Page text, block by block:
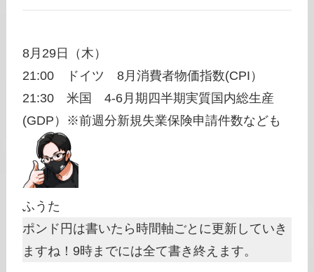
8月29日（木）
21:00 ドイツ 8月消費者物価指数(CPI）
21:30 米国 4-6月期四半期実質国内総生産
(GDP）※前週分新規失業保険申請件数なども
ふうた
ポンド円は書いたら時間軸ごとに更新していき
ますね！9時までには全て書き終えます。